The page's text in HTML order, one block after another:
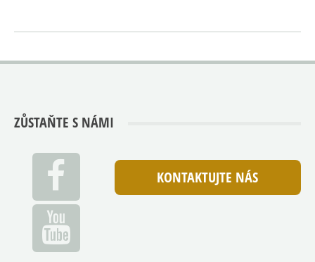
ZŮSTAŇTE S NÁMI
KONTAKTUJTE NÁS